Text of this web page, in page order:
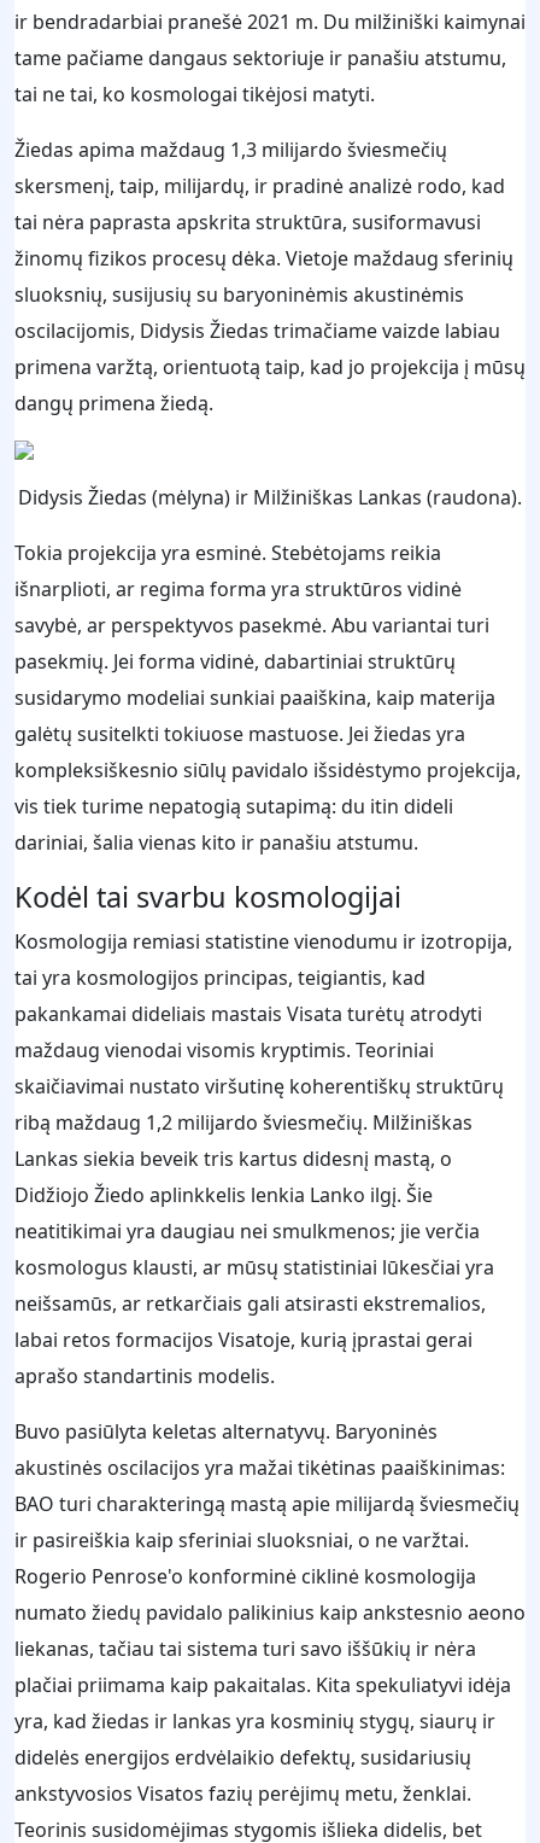
ir bendradarbiai pranešė 2021 m. Du milžiniški kaimynai
tame pačiame dangaus sektoriuje ir panašiu atstumu,
tai ne tai, ko kosmologai tikėjosi matyti.
Žiedas apima maždaug 1,3 milijardo šviesmečių
skersmenį, taip, milijardų, ir pradinė analizė rodo, kad
tai nėra paprasta apskrita struktūra, susiformavusi
žinomų fizikos procesų dėka. Vietoje maždaug sferinių
sluoksnių, susijusių su baryoninėmis akustinėmis
oscilacijomis, Didysis Žiedas trimačiame vaizde labiau
primena varžtą, orientuotą taip, kad jo projekcija į mūsų
dangų primena žiedą.
Didysis Žiedas (mėlyna) ir Milžiniškas Lankas (raudona).
Tokia projekcija yra esminė. Stebėtojams reikia
išnarplioti, ar regima forma yra struktūros vidinė
savybė, ar perspektyvos pasekmė. Abu variantai turi
pasekmių. Jei forma vidinė, dabartiniai struktūrų
susidarymo modeliai sunkiai paaiškina, kaip materija
galėtų susitelkti tokiuose mastuose. Jei žiedas yra
kompleksiškesnio siūlų pavidalo išsidėstymo projekcija,
vis tiek turime nepatogią sutapimą: du itin dideli
dariniai, šalia vienas kito ir panašiu atstumu.
Kodėl tai svarbu kosmologijai
Kosmologija remiasi statistine vienodumu ir izotropija,
tai yra kosmologijos principas, teigiantis, kad
pakankamai dideliais mastais Visata turėtų atrodyti
maždaug vienodai visomis kryptimis. Teoriniai
skaičiavimai nustato viršutinę koherentiškų struktūrų
ribą maždaug 1,2 milijardo šviesmečių. Milžiniškas
Lankas siekia beveik tris kartus didesnį mastą, o
Didžiojo Žiedo aplinkkelis lenkia Lanko ilgį. Šie
neatitikimai yra daugiau nei smulkmenos; jie verčia
kosmologus klausti, ar mūsų statistiniai lūkesčiai yra
neišsamūs, ar retkarčiais gali atsirasti ekstremalios,
labai retos formacijos Visatoje, kurią įprastai gerai
aprašo standartinis modelis.
Buvo pasiūlyta keletas alternatyvų. Baryoninės
akustinės oscilacijos yra mažai tikėtinas paaiškinimas:
BAO turi charakteringą mastą apie milijardą šviesmečių
ir pasireiškia kaip sferiniai sluoksniai, o ne varžtai.
Rogerio Penrose'o konforminė ciklinė kosmologija
numato žiedų pavidalo palikinius kaip ankstesnio aeono
liekanas, tačiau tai sistema turi savo iššūkių ir nėra
plačiai priimama kaip pakaitalas. Kita spekuliatyvi idėja
yra, kad žiedas ir lankas yra kosminių stygų, siaurų ir
didelės energijos erdvėlaikio defektų, susidariusių
ankstyvosios Visatos fazių perėjimų metu, ženklai.
Teorinis susidomėjimas stygomis išlieka didelis, bet